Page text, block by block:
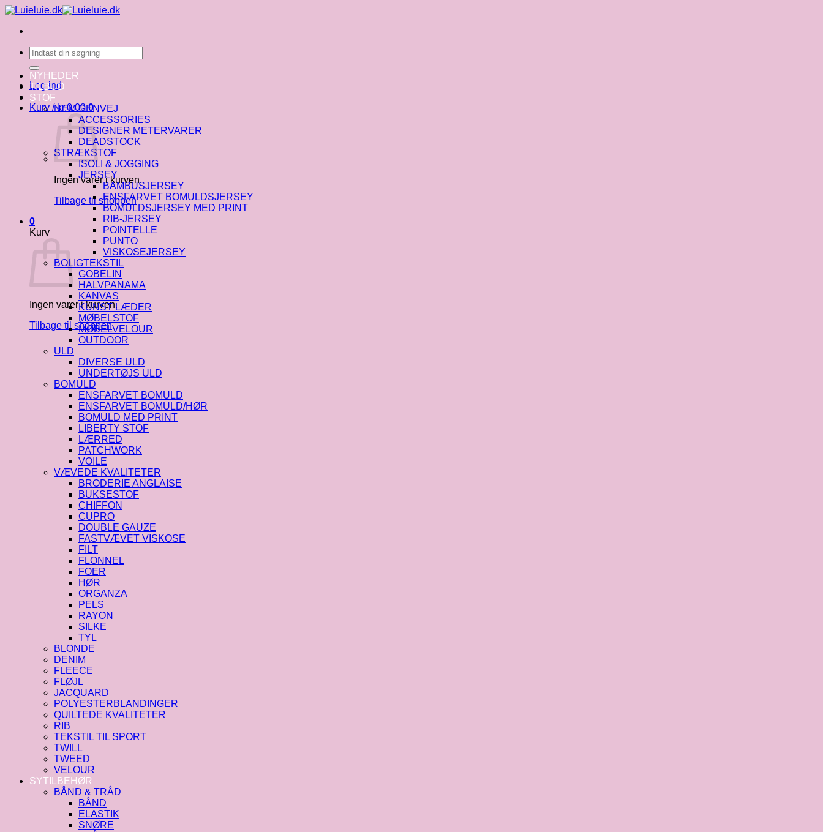
Fortsæt
indhold
Søg
efter:
Log ind
Kurv /kr.0.00 0
Ingen varer i kurven.
Tilbage til shoppen
0
Kurv
Ingen varer i kurven.
Tilbage til shoppen
NYHEDER
TILBUD
STOF
NEM GENVEJ
ACCESSORIES
DESIGNER METERVARER
DEADSTOCK
STRÆKSTOF
ISOLI & JOGGING
JERSEY
BAMBUSJERSEY
ENSFARVET BOMULDSJERSEY
BOMULDSJERSEY MED PRINT
RIB-JERSEY
POINTELLE
PUNTO
VISKOSEJERSEY
BOLIGTEKSTIL
GOBELIN
HALVPANAMA
KANVAS
KUNST LÆDER
MØBELSTOF
MØBELVELOUR
OUTDOOR
ULD
DIVERSE ULD
UNDERTØJS ULD
BOMULD
ENSFARVET BOMULD
ENSFARVET BOMULD/HØR
BOMULD MED PRINT
LIBERTY STOF
LÆRRED
PATCHWORK
VOILE
VÆVEDE KVALITETER
BRODERIE ANGLAISE
BUKSESTOF
CHIFFON
CUPRO
DOUBLE GAUZE
FASTVÆVET VISKOSE
FILT
FLONNEL
FOER
HØR
ORGANZA
PELS
RAYON
SILKE
TYL
BLONDE
DENIM
FLEECE
FLØJL
JACQUARD
POLYESTERBLANDINGER
QUILTEDE KVALITETER
RIB
TEKSTIL TIL SPORT
TWILL
TWEED
VELOUR
SYTILBEHØR
BÅND & TRÅD
BÅND
ELASTIK
SNØRE